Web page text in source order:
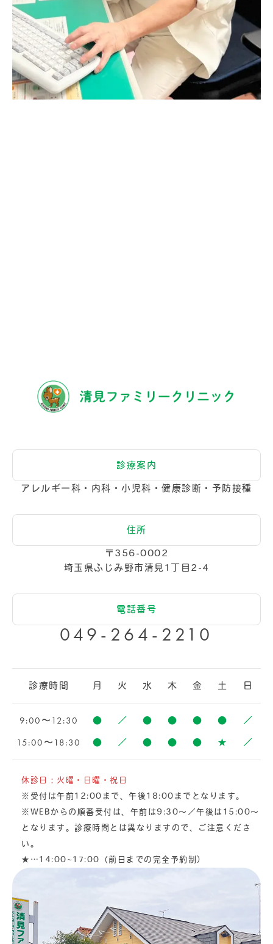
診療案内
アレルギー科・内科・小児科・健康診断・予防接種
住所
〒356-0002
埼玉県ふじみ野市清見1丁目2-4
電話番号
049-264-2210
診療時間 月 火 水 木 金 土 日
9:00〜12:30 ● ／ ● ● ● ● ／
15:00〜18:30 ● ／ ● ● ● ★ ／
休診日：火曜・日曜・祝日
※受付は午前12:00まで、午後18:00までとなります。
※WEBからの順番受付は、午前は9:30〜／午後は15:00〜
となります。診療時間とは異なりますので、ご注意くださ
い。
★ …14:00~17:00（前日までの完全予約制）